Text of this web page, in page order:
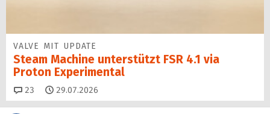
VALVE MIT UPDATE
Steam Machine unterstützt FSR 4.1 via
Proton Experimental
23 Kommentare
29.07.2026